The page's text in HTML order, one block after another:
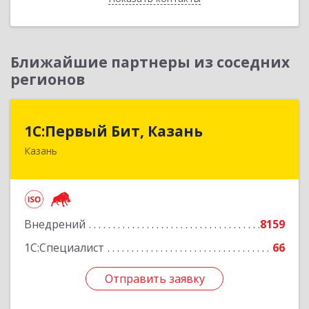
Ближайшие партнеры из соседних
регионов
1С:Первый Бит, Казань
Казань
Внедрений
8159
1С:Специалист
66
Отправить заявку
420133, Татарстан Респ, Казань г, Ямашева пр-
Отправить заявку